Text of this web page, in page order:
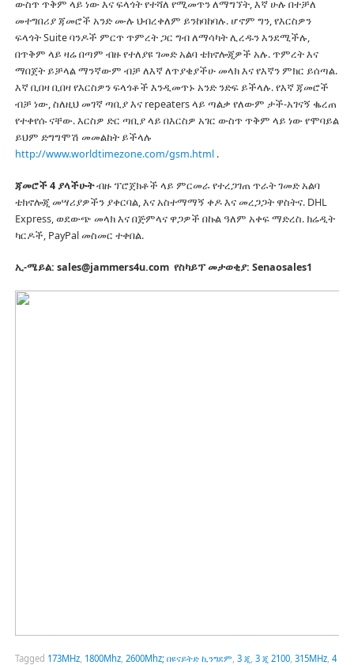
ውስጥ ጥቅም ላይ ነው እና ፍላጎት የተሻለ የሚመጥን ለማግኘት, እኛ ሁሉ በተቻለ
መተግበሪያ ጃመሮች አንድ ሙሉ ህብረቀለም ይንከባከባሉ. ሆኖም ግን, የእርስዎን
ፍላጎት Suite ባንዶች ምርጥ ጥምረት ጋር ግብ ለማሳካት ሊረዱን እንደሚችሉ,
በጥቅም ላይ ዛሬ በጣም ብዙ የተለያዩ ገመድ አልባ ቴክኖሎጂዎች አሉ.ጥምረት እና
ማበጀት ይቻላል ማንኛውም ብቻ ለእኛ ለጥያቄያችሁ መላክ እና የእኛን ምክር ይሰጣል.
እኛ ቢበዛ ቢበዛ የእርስዎን ፍላጎቶች እንዲመጥኑ አንድ ንድፍ ይችላሉ.የእኛ ጃመሮች
ብቻ ነው, ስለዚህ መገኛ ጣቢያ እና repeaters ላይ ጣልቃ የለውም ታች-አገናኝ ቈረጠ
የተቀየሱ ናቸው.እርስዎ ድር ጣቢያ ላይ በእርስዎ አገር ውስጥ ጥቅም ላይ ነው የሞባይል
ይህም ድግግሞሽ መመልከት ይችላሉ
http://www.worldtimezone.com/gsm.html.
ጃመሮች 4 ያላችሁትብዙ ፕሮጀክቶች ላይ ምርመራ የተረጋገጠ ጥራት ገመድ አልባ
ቴክኖሎጂ መሣሪያዎችን ያቀርባል, እና አስተማማኝ ቀዶ እና መረጋጋት ዋስትና. DHL
Express, ወደውጭ መላክ እና በጅምላና ዋጋዎች በኩል ዓለም አቀፍ ማድረስ. ክሬዲት
ካርዶች, PayPal መስመር ተቀበል.
ኢ-ሜይል: sales@jammers4u.com የስካይፕ መታወቂያ: Senaosales1
Tagged 173MHz, 1800Mhz, 2600Mhz; በዩናይትድ ኪንግደም 3 ጂ 3 ጂ 2100, 315MHz, 4